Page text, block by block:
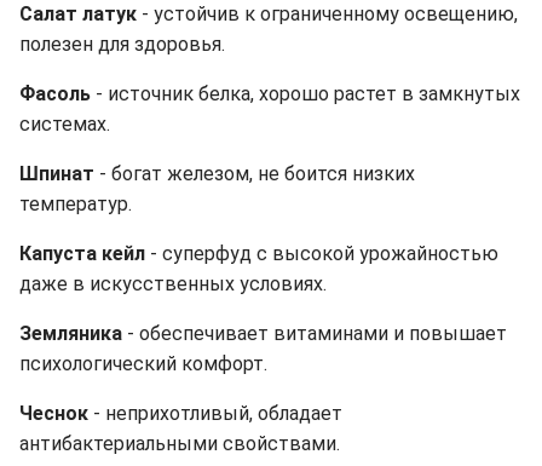
Салат латук - устойчив к ограниченному освещению,
полезен для здоровья.
Фасоль - источник белка, хорошо растет в замкнутых
системах.
Шпинат - богат железом, не боится низких
температур.
Капуста кейл - суперфуд с высокой урожайностью
даже в искусственных условиях.
Земляника - обеспечивает витаминами и повышает
психологический комфорт.
Чеснок - неприхотливый, обладает
антибактериальными свойствами.